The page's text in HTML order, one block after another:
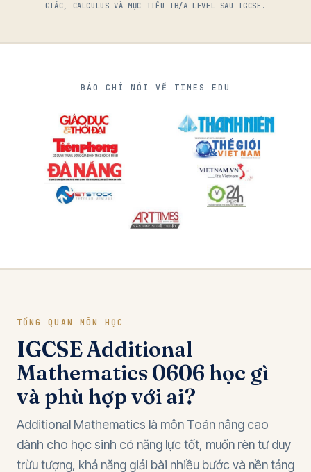
GIÁC, CALCULUS VÀ MỤC TIÊU IB/A LEVEL SAU IGCSE.
BÁO CHÍ NÓI VỀ TIMES EDU
TỔNG QUAN MÔN HỌC
IGCSE Additional
Mathematics 0606 học gì
và phù hợp với ai?
Additional Mathematics là môn Toán nâng cao
dành cho học sinh có năng lực tốt, muốn rèn tư duy
trừu tượng, khả năng giải bài nhiều bước và nền tảng